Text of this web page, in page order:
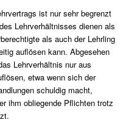
ist nur sehr begrenzt
Lehrverhältnisses dienen als
als auch der Lehrling
auflösen kann. Abgesehen
Lehrverhältnis nur aus
etwa wenn sich der
schuldig macht,
ihm obliegende Pflichten trotz